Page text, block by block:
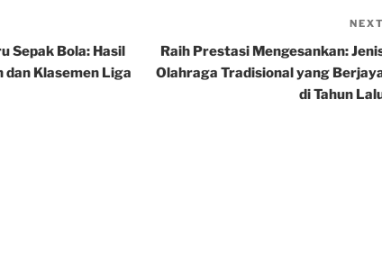
Sepak Bola: Hasil
dan Klasemen Liga
NEXT
Raih Prestasi Mengesankan:
Olahraga Tradisional yang
di Tahun